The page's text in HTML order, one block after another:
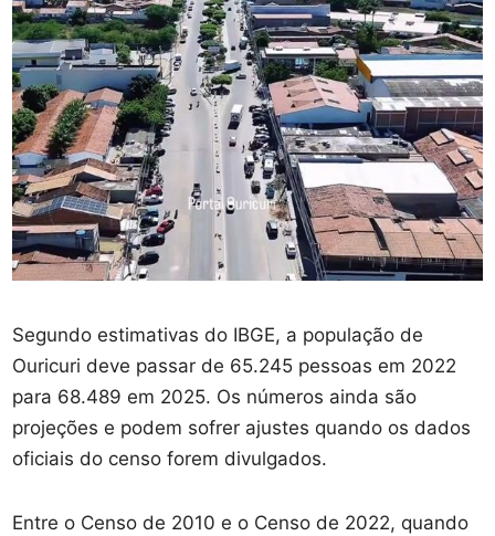
Segundo estimativas do IBGE, a população de
Ouricuri deve passar de 65.245 pessoas em 2022
para 68.489 em 2025. Os números ainda são
projeções e podem sofrer ajustes quando os dados
oficiais do censo forem divulgados.
Entre o Censo de 2010 e o Censo de 2022, quando